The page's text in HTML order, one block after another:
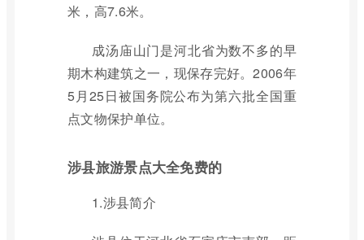
米，高7.6米。
成汤庙山门是河北省为数不多的早
期木构建筑之一，现保存完好。2006年
5月25日被国务院公布为第六批全国重
点文物保护单位。
涉县旅游景点大全免费的
1.涉县简介